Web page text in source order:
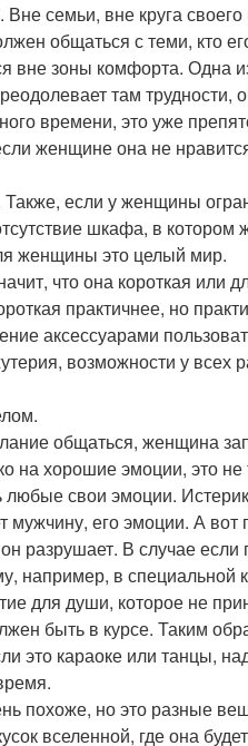
семьи, вне круга
общаться с теми, кто
зоны комфорта. Одна
там трудности,
времени, это уже
женщине она не
если у женщины
шкафа, в
женщины это целый мир.
что она короткая
практичнее, но
аксессуарами
возможности у
общаться, женщина
на хорошие эмоции, это
любые свои эмоции.
его эмоции. А вот
разрушает. В случае
например, в специальной
для души, которое не
быть в курсе. Таким
это караоке или танцы,
похоже, но это разные
вселенной, где она